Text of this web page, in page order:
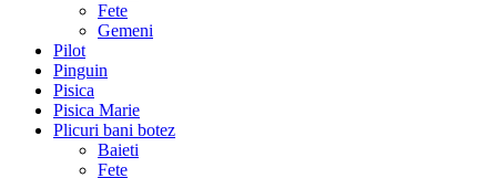
Fete
Gemeni
Pilot
Pinguin
Pisica
Pisica Marie
Plicuri bani botez
Baieti
Fete